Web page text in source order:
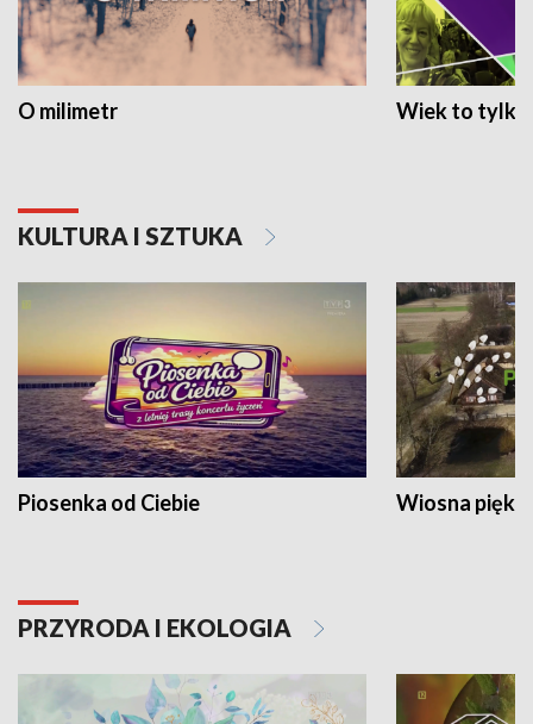
O milimetr Wiek to tylko
KULTURA I SZTUKA
Piosenka od Ciebie Wiosna
PRZYRODA I EKOLOGIA